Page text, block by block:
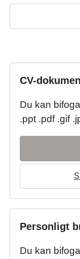
CV-
Du kan
.ppt .pdf .gif
Personligt
Du kan